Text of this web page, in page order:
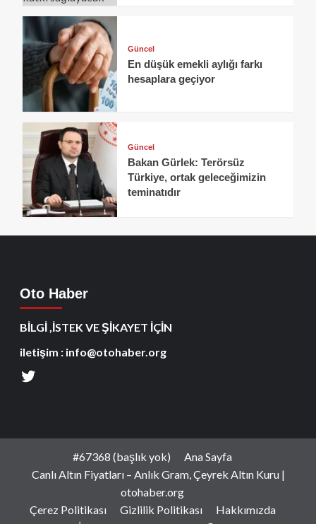
Güncel
En düşük emekli aylığı farkı
hesaplara geçiyor
Güncel
Bakan Gürlek: Terörsüz
Türkiye, ortak geleceğimizin
teminatıdır
Oto Haber
BİLGİ ,İSTEK VE ŞİKAYET İÇİN
iletişim : info@otohaber.org
#67368 (başlık yok)
Ana Sayfa
Canlı Altın Fiyatları – Anlık Gram, Çeyrek Altın Kuru |
otohaber.org
Çerez Politikası
Gizlilik Politikası
Hakkımızda